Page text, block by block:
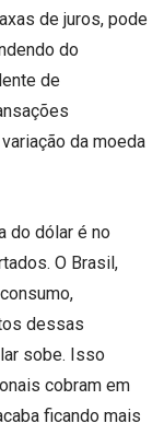
de juros, pode
do
de
da moeda
do dólar é no
O Brasil,
dessas
sobe. Isso
cobram em
ficando mais